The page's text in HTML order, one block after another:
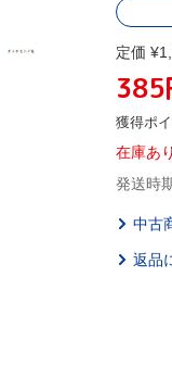
定価
385
獲得ポ
在庫あり
発送時
中古
返品